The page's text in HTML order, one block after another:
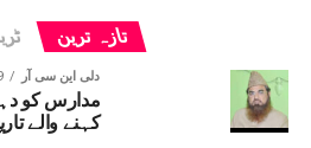
تازہ ترین
دلی این سی آر ago
مدارس کو
کہنے والے